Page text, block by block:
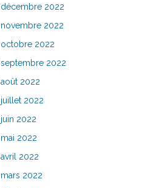
décembre 2022
novembre 2022
octobre 2022
septembre 2022
août 2022
juillet 2022
juin 2022
mai 2022
avril 2022
mars 2022